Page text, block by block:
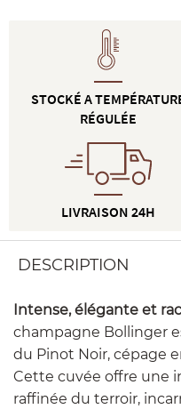
STOCKÉ A
RÉGULÉE
LIVRAISON 24H
DESCRIPTION
Intense, élégante et
champagne Bollinger
du Pinot Noir, cépage
Cette cuvée offre une
raffinée du terroir,